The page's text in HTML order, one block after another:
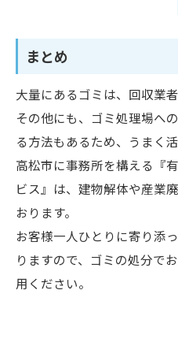
まとめ
大量にあるゴミは、回収業
その他にも、ゴミ処理場へ
る方法もあるため、うまく
高松市に事務所を構える『
ビス』は、建物解体や産業
おります。
お客様一人ひとりに寄り添
りますので、ゴミの処分で
用ください。